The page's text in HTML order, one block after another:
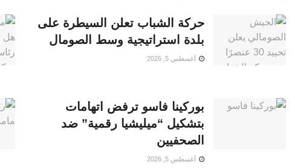
حركة الشباب تعلن السيطرة على
بلدة استراتيجية وسط الصومال
أغسطس 5, 2026
بوركينا فاسو ترفض اتهامات
بتشكيل “ميليشيا رقمية” ضد
الصحفيين
أغسطس 5, 2026